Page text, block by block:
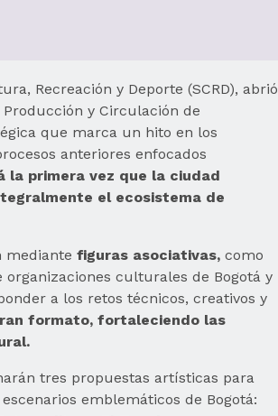
Recreación y Deporte (SCRD), abrió
y Circulación de
que marca un hito en los
anteriores enfocados
la primera vez que la ciudad
el ecosistema de
mediante figuras asociativas, como
culturales de Bogotá y
a los retos técnicos, creativos y
formato, fortaleciendo las
tres propuestas artísticas para
emblemáticos de Bogotá: